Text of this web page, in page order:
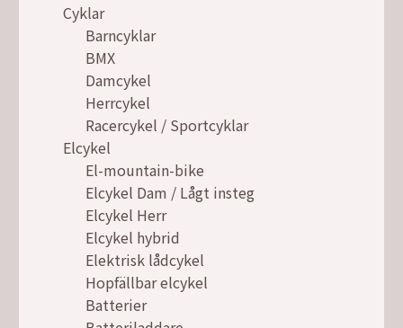
Cyklar
Barncyklar
BMX
Damcykel
Herrcykel
Racercykel / Sportcyklar
Elcykel
El-mountain-bike
Elcykel Dam / Lågt insteg
Elcykel Herr
Elcykel hybrid
Elektrisk lådcykel
Hopfällbar elcykel
Batterier